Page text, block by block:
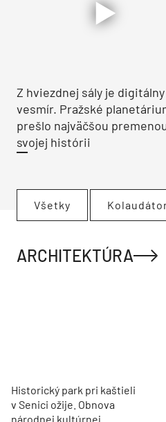
Z hviezdnej sály je digitálny
vesmír. Pražské
prešlo najväčšou
svojej histórii
Všetky
ARCHITEKTÚRA
Historický park pri kaštieli
v Senici ožije. Obnova
národnej kultúrnej